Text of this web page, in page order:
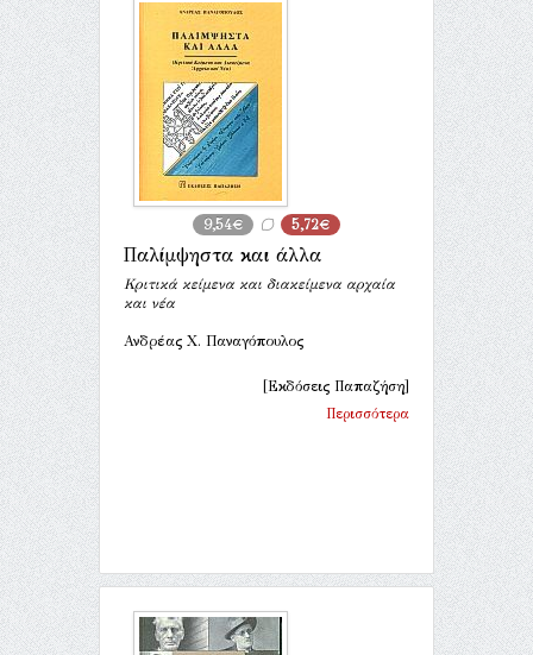
9,54€ 5,72€
Παλίμψηστα και άλλα
Κριτικά κείμενα και διακείμενα αρχαία
και νέα
Ανδρέας Χ. Παναγόπουλος
[Εκδόσεις Παπαζήση]
Περισσότερα